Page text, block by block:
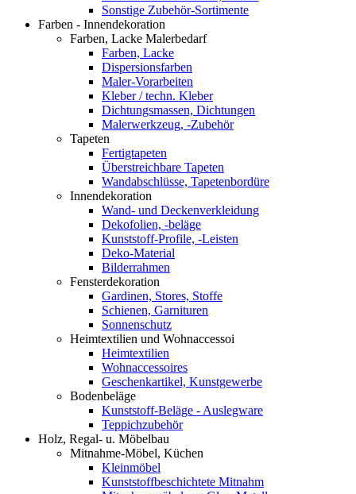
Sonstige Zubehör-Sortimente
Farben - Innendekoration
Farben, Lacke Malerbedarf
Farben, Lacke
Dispersionsfarben
Maler-Vorarbeiten
Kleber / techn. Kleber
Dichtungsmassen, Dichtungen
Malerwerkzeug, -Zubehör
Tapeten
Fertigtapeten
Überstreichbare Tapeten
Wandabschlüsse, Tapetenbordüre
Innendekoration
Wand- und Deckenverkleidung
Dekofolien, -beläge
Kunststoff-Profile, -Leisten
Deko-Material
Bilderrahmen
Fensterdekoration
Gardinen, Stores, Stoffe
Schienen, Garnituren
Sonnenschutz
Heimtextilien und Wohnaccessoi
Heimtextilien
Wohnaccessoires
Geschenkartikel, Kunstgewerbe
Bodenbeläge
Kunststoff-Beläge - Auslegware
Teppichzubehör
Holz, Regal- u. Möbelbau
Mitnahme-Möbel, Küchen
Kleinmöbel
Kunststoffbeschichtete Mitnahm